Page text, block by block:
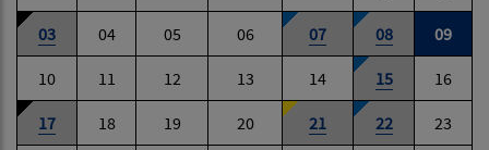
03 04 05 06 07 08 09
10 11 12 13 14 15 16
17 18 19 20 21 22 23